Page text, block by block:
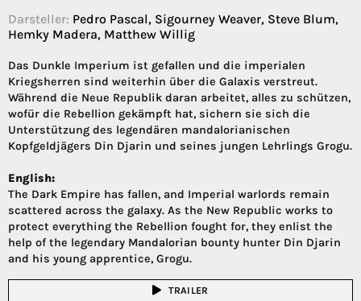
Darsteller: Pedro Pascal, Sigourney Weaver, Steve Blum,
Hemky Madera, Matthew Willig
Das Dunkle Imperium ist gefallen und die imperialen
Kriegsherren sind weiterhin über die Galaxis verstreut.
Während die Neue Republik daran arbeitet, alles zu schützen,
wofür die Rebellion gekämpft hat, sichern sie sich die
Unterstützung des legendären mandalorianischen
Kopfgeldjägers Din Djarin und seines jungen Lehrlings Grogu.
English:
The Dark Empire has fallen, and Imperial warlords remain
scattered across the galaxy. As the New Republic works to
protect everything the Rebellion fought for, they enlist the
help of the legendary Mandalorian bounty hunter Din Djarin
and his young apprentice, Grogu.
TRAILER